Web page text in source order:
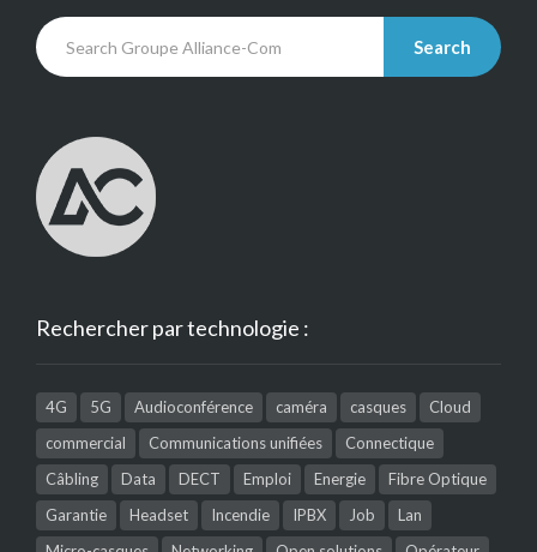
Search
Rechercher par technologie :
4G 5G Audioconférence caméra casques
Cloud
commercial
Communications unifiées
Connectique
Câbling
Data DECT Emploi Energie
Fibre Optique
Garantie
Headset Incendie IPBX Job
Lan